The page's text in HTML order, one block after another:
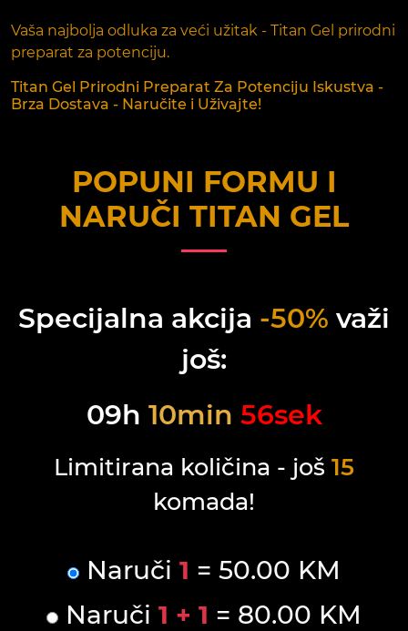
Vaša najbolja odluka za veći užitak - Titan Gel prirodni
preparat za potenciju.
Titan Gel Prirodni Preparat Za Potenciju Iskustva -
Brza Dostava - Naručite i Uživajte!
POPUNI FORMU I
NARUČI TITAN GEL
Specijalna akcija -50% važi
još:
09h 10min 56sek
Limitirana količina - još 15
komada!
Naruči 1 = 50.00 KM
Naruči 1 + 1 = 80.00 KM